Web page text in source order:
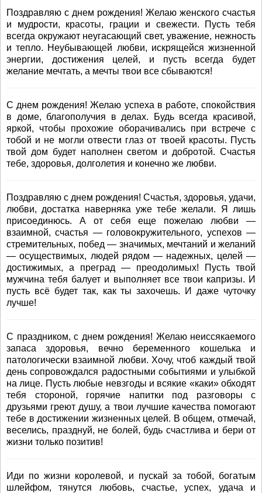
Поздравляю с днем рождения! Желаю женского счастья
и мудрости, красоты, грации и свежести. Пусть тебя
всегда окружают неугасающий свет, уважение, нежность
и тепло. Неубывающей любви, искрящейся жизненной
энергии, достижения целей, и пусть всегда будет
желание мечтать, а мечты твои все сбываются!
С днем рождения! Желаю успеха в работе, спокойствия
в доме, благополучия в делах. Будь всегда красивой,
яркой, чтобы прохожие оборачивались при встрече с
тобой и не могли отвести глаз от твоей красоты. Пусть
твой дом будет наполнен светом и добротой. Счастья
тебе, здоровья, долголетия и конечно же любви.
Поздравляю с днем рождения! Счастья, здоровья, удачи,
любви, достатка наверняка уже тебе желали. Я лишь
присоединюсь. А от себя еще пожелаю любви —
взаимной, счастья — головокружительного, успехов —
стремительных, побед — значимых, мечтаний и желаний
— осуществимых, людей рядом — надежных, целей —
достижимых, а преград — преодолимых! Пусть твой
мужчина тебя балует и выполняет все твои капризы. И
пусть всё будет так, как ты захочешь. И даже чуточку
лучше!
С праздником, с днем рождения! Желаю неиссякаемого
запаса здоровья, вечно беременного кошелька и
патологически взаимной любви. Хочу, чтоб каждый твой
день сопровождался радостными событиями и улыбкой
на лице. Пусть любые невзгоды и всякие «каки» обходят
тебя стороной, горячие напитки под разговоры с
друзьями греют душу, а твои лучшие качества помогают
тебе в достижении жизненных целей. В общем, отмечай,
веселись, празднуй, не болей, будь счастлива и бери от
жизни только позитив!
Иди по жизни королевой, и пускай за тобой, богатым
шлейфом, тянутся любовь, счастье, успех, удача и